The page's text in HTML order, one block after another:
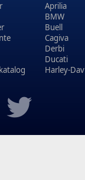
Aprilia
BMW
Buell
Cagiva
Derbi
Ducati
Harley-